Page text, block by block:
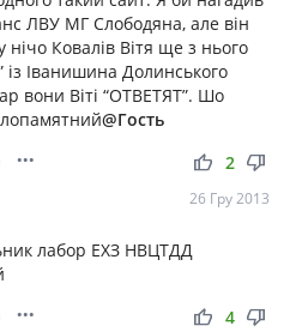
ЛВУ МГ Слободяна, але він
Ковалів Вітя ще з нього
Іванишина Долинського
вони Віті “ОТВЕТЯТ”. Шо
@Гость
••• thumb_up thumb_down
2
26 Гру 2013
лабор ЕХЗ НВЦТДД
••• thumb_up thumb_down
4